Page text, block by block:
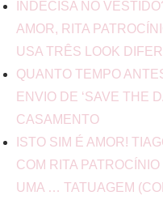
INDECISA NO
AMOR, RITA
USA TRÊS LOOK
QUANTO TEMPO
ENVIO DE ‘SAVE THE
CASAMENTO
ISTO SIM É AMOR!
COM RITA
UMA … TATUAGEM